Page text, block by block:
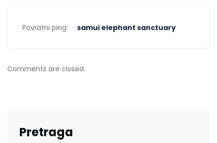
Povratni ping: samui elephant sanctuary
Comments are closed.
Pretraga